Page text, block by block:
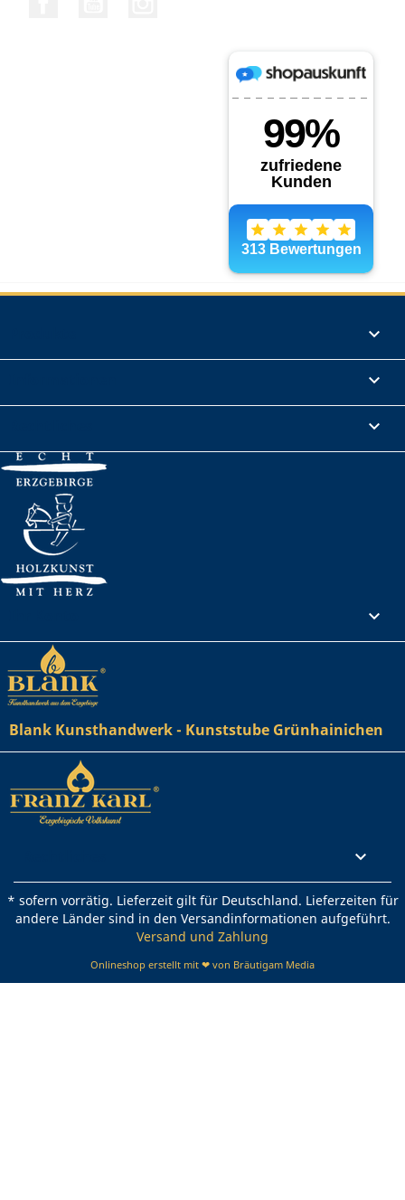




Blank Kunsthandwerk - Kunststube Grünhainichen

* sofern vorrätig. Lieferzeit gilt für Deutschland. Lieferzeiten für
andere Länder sind in den Versandinformationen aufgeführt.
Versand und Zahlung
Onlineshop erstellt mit ❤ von Bräutigam Media